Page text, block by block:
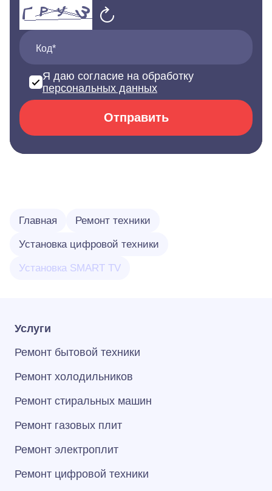
Код*
Я даю согласие на обработку
персональных данных
Отправить
Главная Ремонт техники
Установка цифровой техники
Установка SMART TV
Услуги
Ремонт бытовой техники
Ремонт холодильников
Ремонт стиральных машин
Ремонт газовых плит
Ремонт электроплит
Ремонт цифровой техники